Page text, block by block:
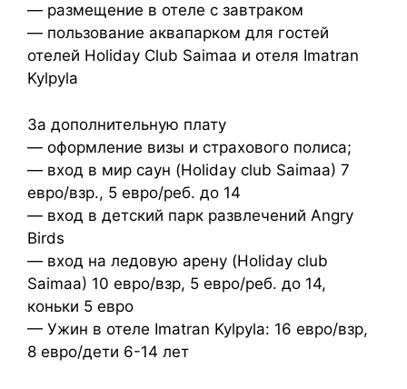
— размещение в отеле с завтраком
— пользование аквапарком для гостей
отелей Holiday Club Saimaa и отеля Imatran
Kylpyla
За дополнительную плату
— оформление визы и страхового полиса;
— вход в мир саун (Holiday club Saimaa) 7
евро/взр., 5 евро/реб. до 14
— вход в детский парк развлечений Angry
Birds
— вход на ледовую арену (Holiday club
Saimaa) 10 евро/взр, 5 евро/реб. до 14,
коньки 5 евро
— Ужин в отеле Imatran Kylpyla: 16 евро/взр,
8 евро/дети 6-14 лет